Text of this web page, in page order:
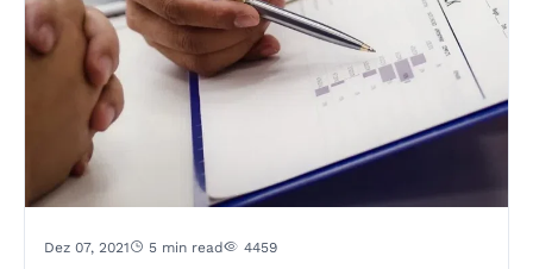
Dez 07, 2021 5 min read 4459